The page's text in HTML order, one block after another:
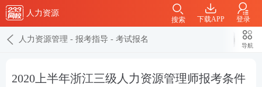
人力资源
下载APP 登录
搜索
人力资源管理 - 报考指导 - 考试报名
导航
2020上半年浙江三级人力资源管理师报考条件